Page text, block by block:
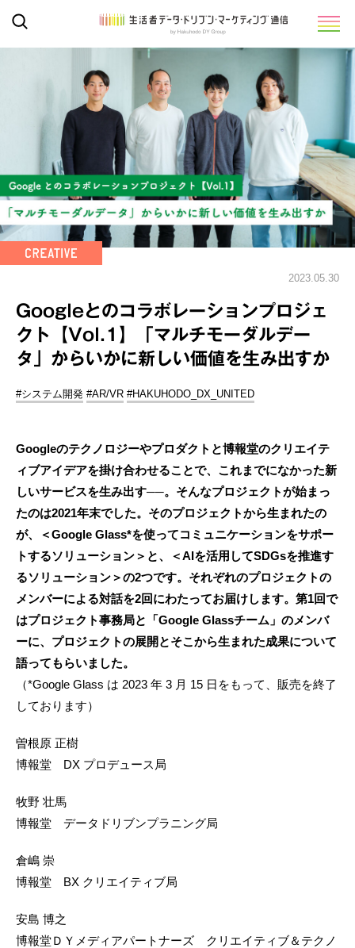
2023.05.30
Googleとのコラボレーションプロジェ
クト【Vol.1】「マルチモーダルデー
タ」からいかに新しい価値を生み出すか
#システム開発 #AR/VR #HAKUHODO_DX_UNITED
Googleのテクノロジーやプロダクトと博報堂のクリエイテ
ィブアイデアを掛け合わせることで、これまでになかった新
しいサービスを生み出す──。そんなプロジェクトが始まっ
たのは2021年末でした。そのプロジェクトから生まれたの
が、＜Google Glass*を使ってコミュニケーションをサポー
トするソリューション＞と、＜AIを活用してSDGsを推進す
るソリューション＞の2つです。それぞれのプロジェクトの
メンバーによる対話を2回にわたってお届けします。第1回で
はプロジェクト事務局と「Google Glassチーム」のメンバ
ーに、プロジェクトの展開とそこから生まれた成果について
語ってもらいました。
（*Google Glass は 2023 年 3 月 15 日をもって、販売を終了
しております）
曽根原 正樹
博報堂 DX プロデュース局
牧野 壮馬
博報堂 データドリブンプラニング局
倉嶋 崇
博報堂 BX クリエイティブ局
安島 博之
博報堂ＤＹメディアパートナーズ クリエイティブ＆テクノ